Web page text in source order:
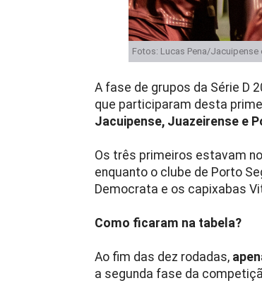
Fotos: Lucas Pena/
A fase de grupos da Série D
que participaram desta
Jacuipense, Juazeirense e
Os três primeiros estavam no
enquanto o clube de Porto
Democrata e os capixabas
Como ficaram na tabela?
Ao fim das dez rodadas,
a segunda fase da